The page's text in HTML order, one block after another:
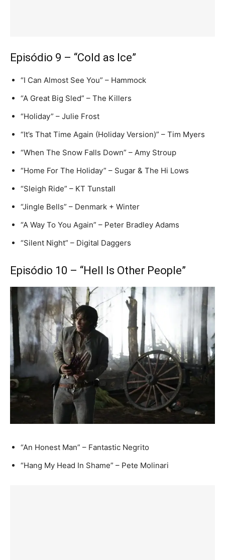
Episódio 9 – “Cold as Ice”
“I Can Almost See You” – Hammock
“A Great Big Sled” – The Killers
“Holiday” – Julie Frost
“It’s That Time Again (Holiday Version)” – Tim Myers
“When The Snow Falls Down” – Amy Stroup
“Home For The Holiday” – Sugar & The Hi Lows
“Sleigh Ride” – KT Tunstall
“Jingle Bells” – Denmark + Winter
“A Way To You Again” – Peter Bradley Adams
“Silent Night” – Digital Daggers
Episódio 10 – “Hell Is Other People”
“An Honest Man” – Fantastic Negrito
“Hang My Head In Shame” – Pete Molinari